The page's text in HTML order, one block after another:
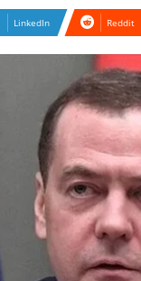
LinkedIn Reddit